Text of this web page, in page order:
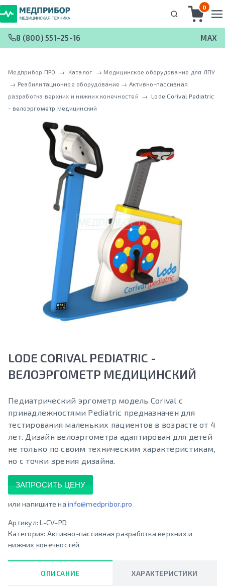
0
8 (800) 551-25-16 MAX
Медприбор ПРО → Каталог → Медицинское оборудование для ЛПУ
→ Реабилитационное оборудование → Активно-пассивная
разработка верхних и нижних конечностей →
Lode Corival Pediatric
- велоэргометр медицинский
LODE CORIVAL PEDIATRIC -
ВЕЛОЭРГОМЕТР МЕДИЦИНСКИЙ
Педиатрический эргометр модель Corival с
принадлежностями Pediatric предназначен для
тестирования маленьких пациентов в возрасте от 4
лет. Дизайн велоэргометра адаптирован для детей
не только по своим техническим характеристикам,
но с точки зрения дизайна.
ЗАПРОСИТЬ ЦЕНУ
или напишите на info@medpribor.pro
Артикул:L-CV-PD
Категория: Активно-пассивная разработка верхних и
нижних конечностей
ОПИСАНИЕ ХАРАКТЕРИСТИКИ